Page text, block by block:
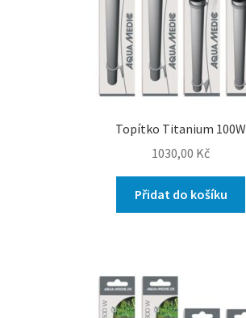
Topítko Titanium 100W
1030,00 Kč
Přidat do košíku